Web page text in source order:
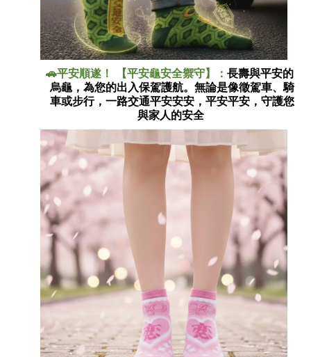
🚗平安順遂！ 【平安龜安全禦守】： 長壽與平安的
烏龜，為您的出入保駕護航。無論是像徵駕車、騎
車或步行，一路交通平安安安，平安平安，守護您
與家人的安全